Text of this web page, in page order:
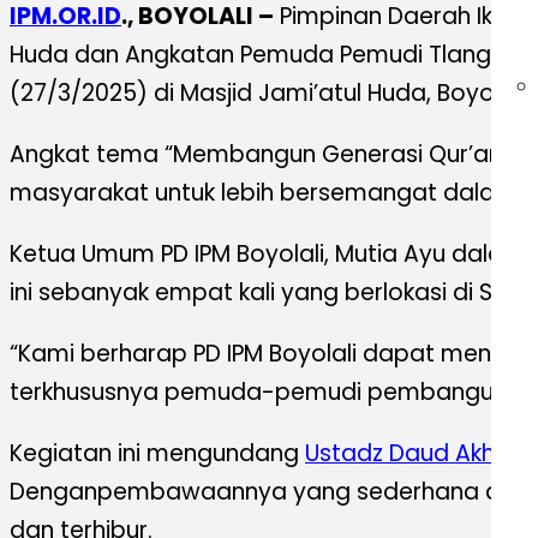
IPM.OR.ID., BOYOLALI – Pimpinan Daerah
Huda dan Angkatan Pemuda Pemudi Tlangu
(27/3/2025) di Masjid Jami’atul Huda, Boyolali.
Angkat tema “Membangun Generasi Qur’ani
masyarakat untuk lebih bersemangat dalam
Ketua Umum PD IPM Boyolali, Mutia Ayu
ini sebanyak empat kali yang berlokasi di
“Kami berharap PD IPM Boyolali dapat
terkhususnya pemuda-pemudi pembangun
Kegiatan ini mengundang Ustadz Daud Akhyari
Denganpembawaannya yang sederhana
dan terhibur.